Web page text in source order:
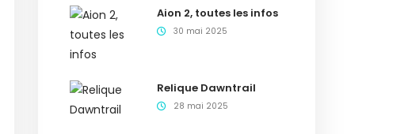
Aion 2, toutes les infos
30 mai 2025
Relique Dawntrail
28 mai 2025